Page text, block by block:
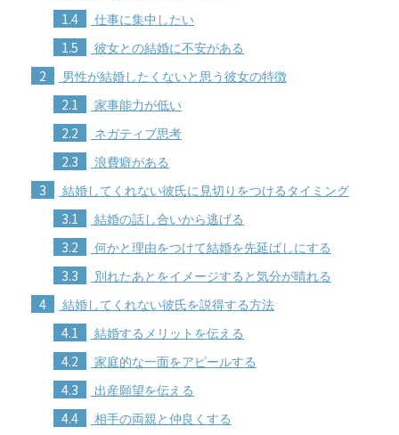
1.4 仕事に集中したい
1.5 彼女との結婚に不安がある
2 男性が結婚したくないと思う彼女の特徴
2.1 家事能力が低い
2.2 ネガティブ思考
2.3 浪費癖がある
3 結婚してくれない彼氏に見切りをつけるタイミング
3.1 結婚の話し合いから逃げる
3.2 何かと理由をつけて結婚を先延ばしにする
3.3 別れたあとをイメージすると気分が晴れる
4 結婚してくれない彼氏を説得する方法
4.1 結婚するメリットを伝える
4.2 家庭的な一面をアピールする
4.3 出産願望を伝える
4.4 相手の両親と仲良くする